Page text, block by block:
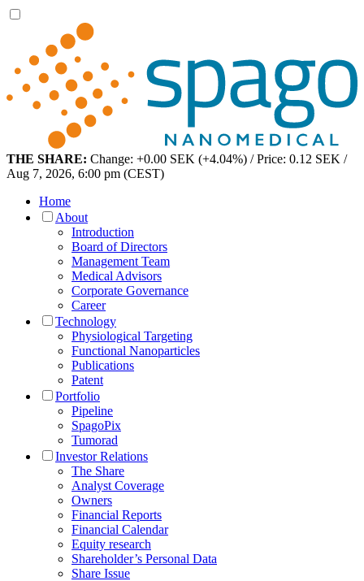
THE SHARE: Change: +0.00 SEK (+4.04%) / Price: 0.12 SEK /
Aug 7, 2026, 6:00 pm (CEST)
Home
About
Introduction
Board of Directors
Management Team
Medical Advisors
Corporate Governance
Career
Technology
Physiological Targeting
Functional Nanoparticles
Publications
Patent
Portfolio
Pipeline
SpagoPix
Tumorad
Investor Relations
The Share
Analyst Coverage
Owners
Financial Reports
Financial Calendar
Equity research
Shareholder’s Personal Data
Share Issue